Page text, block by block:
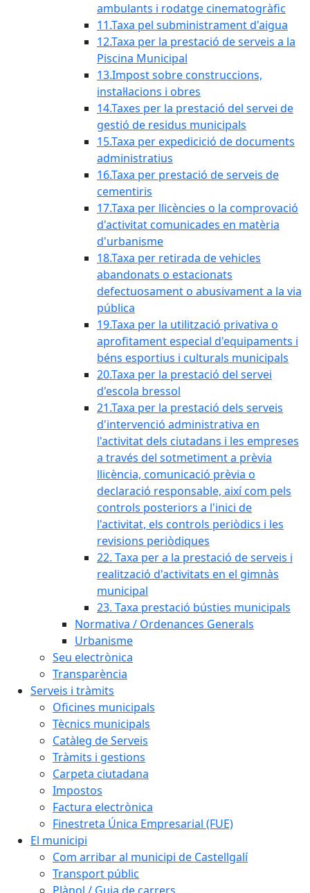
ambulants i rodatge cinematogràfic
11.Taxa pel subministrament d'aigua
12.Taxa per la prestació de serveis a la
Piscina Municipal
13.Impost sobre construccions,
instal·lacions i obres
14.Taxes per la prestació del servei de
gestió de residus municipals
15.Taxa per expedicició de documents
administratius
16.Taxa per prestació de serveis de
cementiris
17.Taxa per llicències o la comprovació
d'activitat comunicades en matèria
d'urbanisme
18.Taxa per retirada de vehicles
abandonats o estacionats
defectuosament o abusivament a la via
pública
19.Taxa per la utilització privativa o
aprofitament especial d'equipaments i
béns esportius i culturals municipals
20.Taxa per la prestació del servei
d'escola bressol
21.Taxa per la prestació dels serveis
d'intervenció administrativa en
l'activitat dels ciutadans i les empreses
a través del sotmetiment a prèvia
llicència, comunicació prèvia o
declaració responsable, així com pels
controls posteriors a l'inici de
l'activitat, els controls periòdics i les
revisions periòdiques
22. Taxa per a la prestació de serveis i
realització d'activitats en el gimnàs
municipal
23. Taxa prestació bústies municipals
Normativa / Ordenances Generals
Urbanisme
Seu electrònica
Transparència
Serveis i tràmits
Oficines municipals
Tècnics municipals
Catàleg de Serveis
Tràmits i gestions
Carpeta ciutadana
Impostos
Factura electrònica
Finestreta Única Empresarial (FUE)
El municipi
Com arribar al municipi de Castellgalí
Transport públic